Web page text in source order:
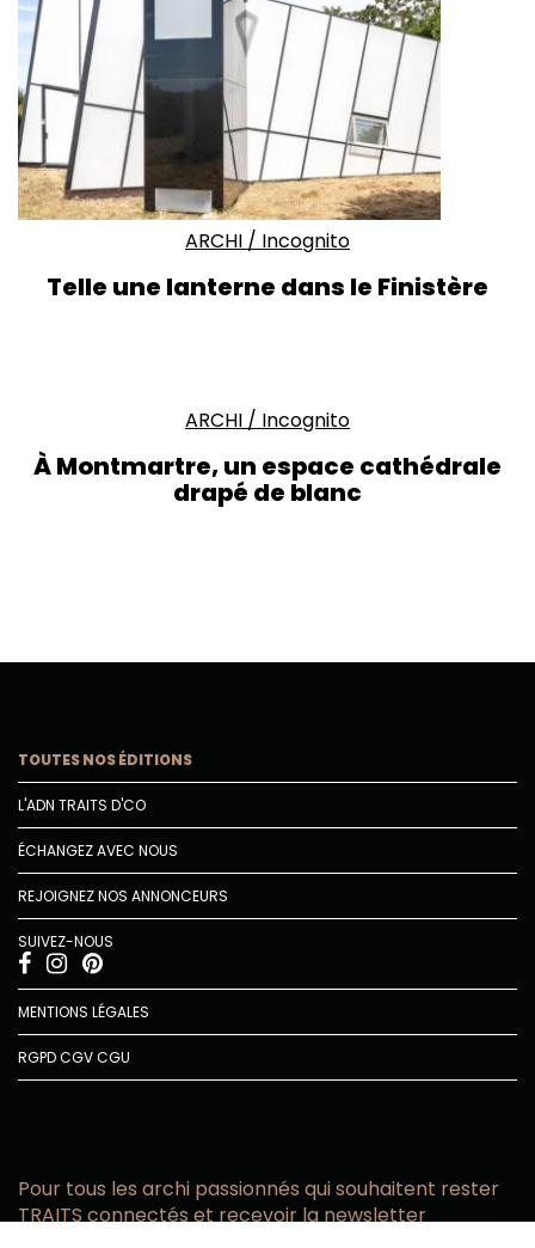
ARCHI / Incognito
Telle une lanterne dans le Finistère
ARCHI / Incognito
À Montmartre, un espace cathédrale
drapé de blanc
TOUTES NOS ÉDITIONS
L'ADN TRAITS D'CO
ÉCHANGEZ AVEC NOUS
REJOIGNEZ NOS ANNONCEURS
SUIVEZ-NOUS
MENTIONS LÉGALES
RGPDCGVCGU
Pour tous les archi passionnés qui souhaitent rester
TRAITS connectés et recevoir la newsletter